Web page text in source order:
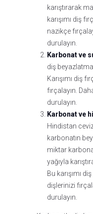
karıştırarak
karışımı diş
nazikçe
durulayın.
Karbonat ve
diş
Karışımı diş
fırçalayın.
durulayın.
Karbonat ve
Hindistan
karbonatın
miktar
yağıyla
Bu karışımı
dişlerinizi
durulayın.